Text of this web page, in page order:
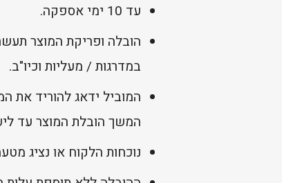
עד 10 ימי אספקה.
הובלה ופריקת המוצר
במדרגות / מעליות וכיו"ב.
המוביל ידאג להוריד את
המשך הובלת המוצר עד
נוכחות הלקוח או נציג